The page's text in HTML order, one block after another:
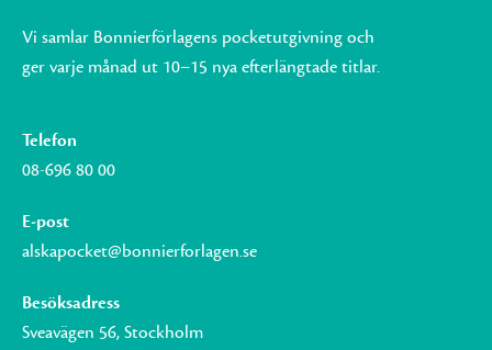
Vi samlar Bonnierförlagens pocketutgivning och
ger varje månad ut 10–15 nya efterlängtade titlar.
Telefon
08-696 80 00
E-post
alskapocket@bonnierforlagen.se
Besöksadress
Sveavägen 56, Stockholm